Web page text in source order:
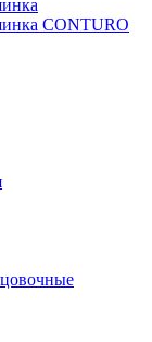
CONTURO